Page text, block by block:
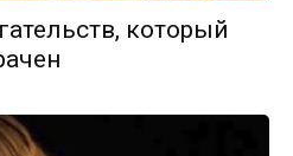
который